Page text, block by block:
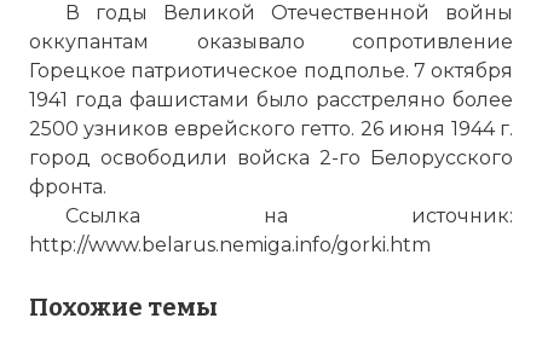
В годы Великой Отечественной войны
оккупантам оказывало сопротивление
Горецкое патриотическое подполье. 7 октября
1941 года фашистами было расстреляно более
2500 узников еврейского гетто. 26 июня 1944 г.
город освободили войска 2-го Белорусского
фронта.
Ссылка на источник:
http://www.belarus.nemiga.info/gorki.htm
Похожие темы